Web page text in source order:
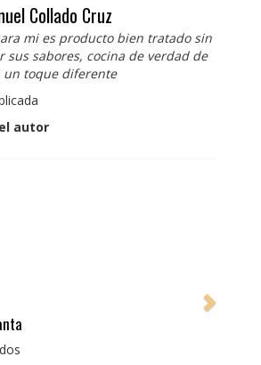
Collado Cruz
mi es producto bien tratado sin
sus sabores, cocina de verdad de
un toque diferente
autor
Cruz
producto bien tratado sin